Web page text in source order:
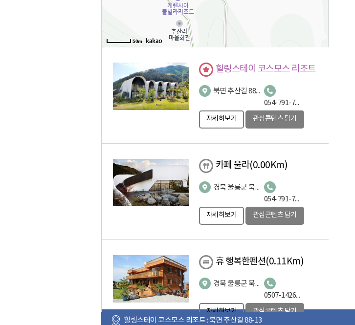
50m
힐링스테이 코스모스 리조트
북면 추산길 88-13
054-791-7788
자세히보기 관심콘텐츠 담기
카페 울라(0.00Km)
경북 울릉군 북면 추산길 88-13
054-791-7790
자세히보기 관심콘텐츠 담기
휴 행복한펜션(0.11Km)
경북 울릉군 북면 추산길 40
0507-1426-9701
자세히보기 관심콘텐츠 담기
힐링스테이 코스모스 리조트 : 북면 추산길 88-13